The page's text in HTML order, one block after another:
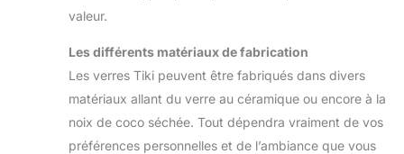
valeur.
Les différents matériaux de fabrication
Les verres Tiki peuvent être fabriqués dans divers
matériaux allant du verre au céramique ou encore à la
noix de coco séchée. Tout dépendra vraiment de vos
préférences personnelles et de l’ambiance que vous